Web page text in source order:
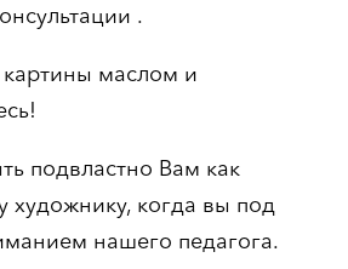
.
маслом и
подвластно Вам как
когда вы под
нашего педагога.